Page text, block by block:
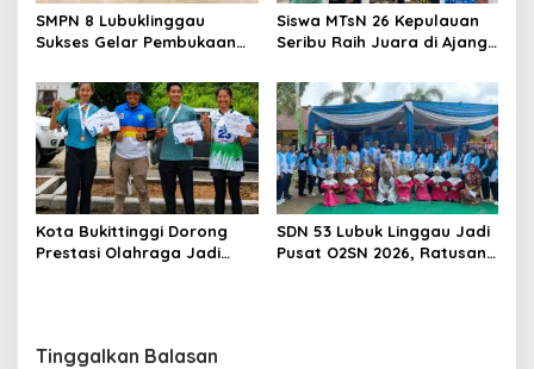
SMPN 8 Lubuklinggau
Sukses Gelar Pembukaan
Pelajar Ambil Bagian
Siswa MTsN 26 Kepulauan
Seribu Raih Juara di Ajang
Kota Bukittinggi Dorong
Prestasi Olahraga Jadi
SDN 53 Lubuk Linggau Jadi
Pusat O2SN 2026, Ratusan
Tinggalkan Balasan